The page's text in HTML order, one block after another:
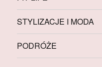
STYLIZACJE I MODA
PODRÓŻE